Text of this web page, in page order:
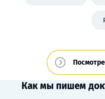
Как мы пишем